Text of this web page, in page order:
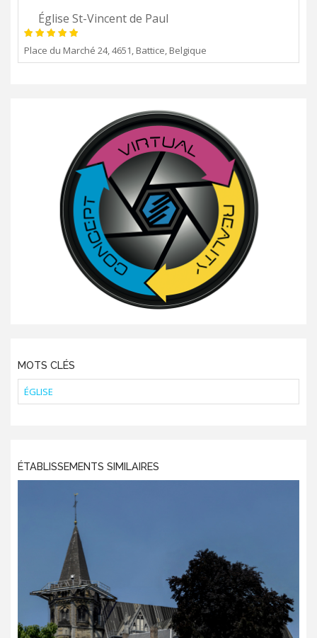
Église St-Vincent de Paul
Place du Marché 24, 4651, Battice, Belgique
MOTS CLÉS
ÉGLISE
ÉTABLISSEMENTS SIMILAIRES